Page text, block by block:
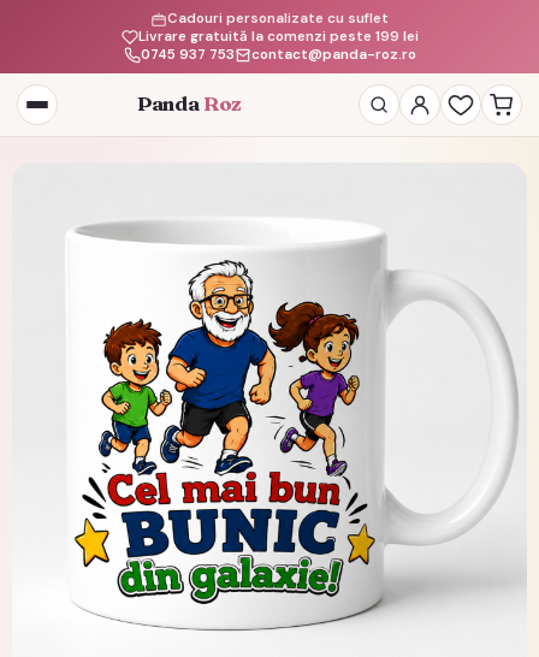
Livrare gratuită la comenzi peste 199 lei
Cadouri personalizate cu suflet
0745 937 753
contact@panda-roz.ro
Deschide
meniul
Panda Roz